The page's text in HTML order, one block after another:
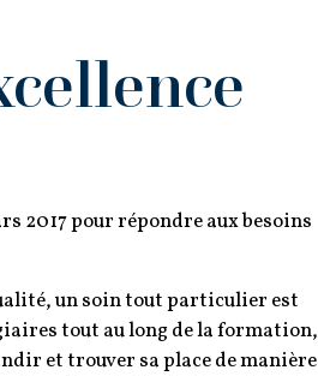
2017 pour répondre aux besoins
un soin tout particulier est
tout au long de la formation,
et trouver sa place de manière